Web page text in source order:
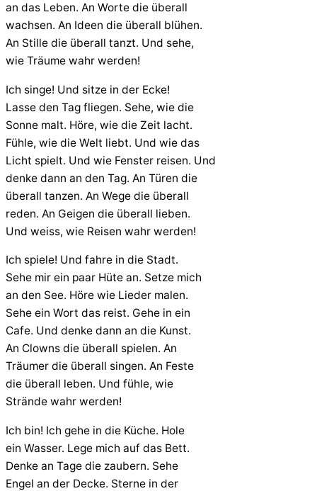
an das Leben. An Worte die überall
wachsen. An Ideen die überall blühen.
An Stille die überall tanzt. Und sehe,
wie Träume wahr werden!
Ich singe! Und sitze in der Ecke!
Lasse den Tag fliegen. Sehe, wie die
Sonne malt. Höre, wie die Zeit lacht.
Fühle, wie die Welt liebt. Und wie das
Licht spielt. Und wie Fenster reisen. Und
denke dann an den Tag. An Türen die
überall tanzen. An Wege die überall
reden. An Geigen die überall lieben.
Und weiss, wie Reisen wahr werden!
Ich spiele! Und fahre in die Stadt.
Sehe mir ein paar Hüte an. Setze mich
an den See. Höre wie Lieder malen.
Sehe ein Wort das reist. Gehe in ein
Cafe. Und denke dann an die Kunst.
An Clowns die überall spielen. An
Träumer die überall singen. An Feste
die überall leben. Und fühle, wie
Strände wahr werden!
Ich bin! Ich gehe in die Küche. Hole
ein Wasser. Lege mich auf das Bett.
Denke an Tage die zaubern. Sehe
Engel an der Decke. Sterne in der